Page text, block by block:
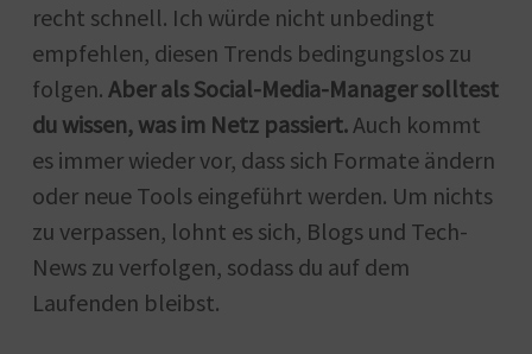
recht schnell. Ich würde nicht unbedingt
empfehlen, diesen Trends bedingungslos zu
folgen. Aber als Social-Media-Manager solltest
du wissen, was im Netz passiert.Auch kommt
es immer wieder vor, dass sich Formate ändern
oder neue Tools eingeführt werden. Um nichts
zu verpassen, lohnt es sich, Blogs und Tech-
News zu verfolgen, sodass du auf dem
Laufenden bleibst.